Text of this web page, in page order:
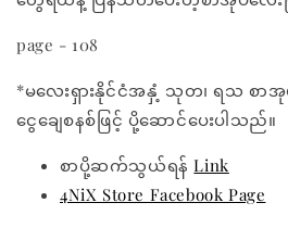
page - 108
*မလေးရှားနိုင်ငံအနှံ့ သုတ၊ ရသ စာအုပ်
ငွေချေစနစ်ဖြင့် ပို့ဆောင်ပေးပါသည်။
စာပို့ဆက်သွယ်ရန်Link
4NiX Store Facebook Page